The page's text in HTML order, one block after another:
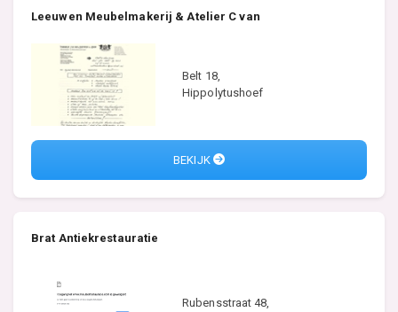
Leeuwen Meubelmakerij & Atelier C van
Belt 18,
Hippolytushoef
BEKIJK
Brat Antiekrestauratie
Rubensstraat 48,